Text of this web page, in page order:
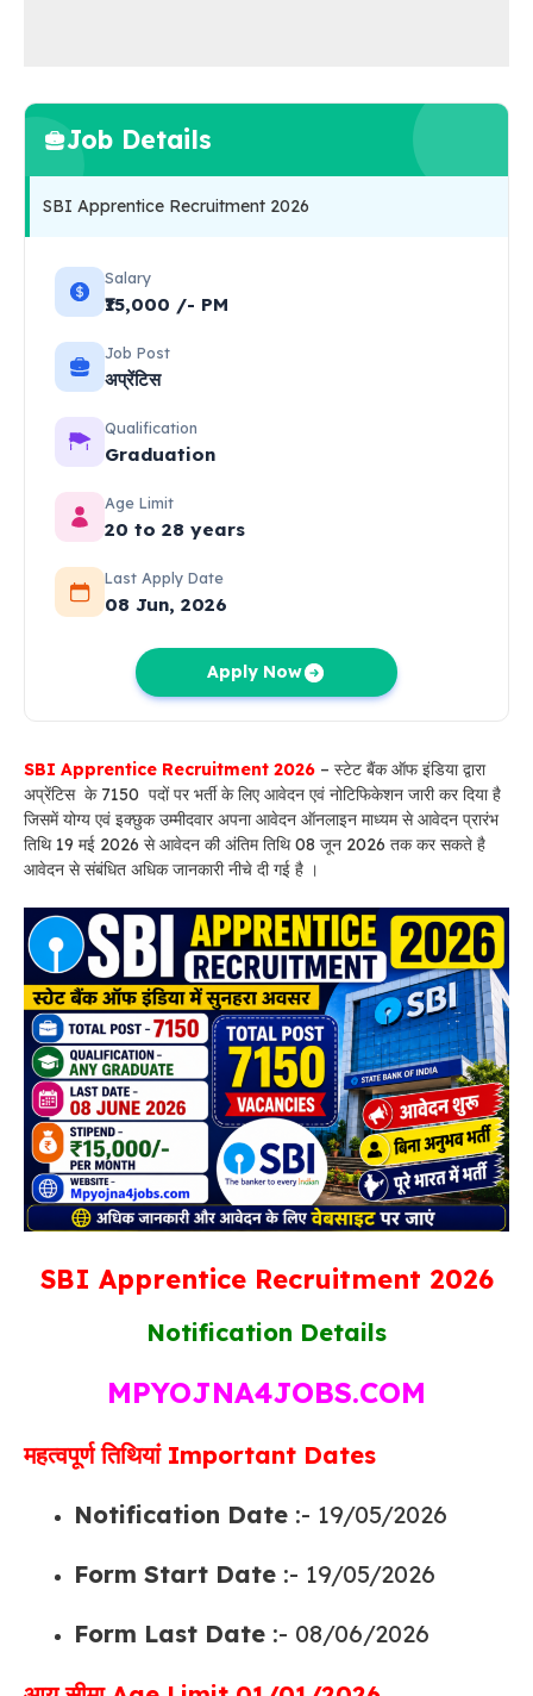
Job Details
SBI Apprentice Recruitment 2026
Salary
₹15,000 /- PM
Job Post
अप्रेंटिस
Qualification
Graduation
Age Limit
20 to 28 years
Last Apply Date
08 Jun, 2026
Apply Now
SBI Apprentice Recruitment 2026 – स्टेट बैंक ऑफ इंडिया द्वारा
अप्रेंटिस के 7150 पदों पर भर्ती के लिए आवेदन एवं नोटिफिकेशन जारी कर दिया है
जिसमें योग्य एवं इक्छुक उम्मीदवार अपना आवेदन ऑनलाइन माध्यम से आवेदन प्रारंभ
तिथि 19 मई 2026 से आवेदन की अंतिम तिथि 08 जून 2026 तक कर सकते है
आवेदन से संबंधित अधिक जानकारी नीचे दी गई है ।
SBI Apprentice Recruitment 2026
Notification Details
MPYOJNA4JOBS.COM
महत्वपूर्ण तिथियां Important Dates
Notification Date :- 19/05/2026
Form Start Date :- 19/05/2026
Form Last Date :- 08/06/2026